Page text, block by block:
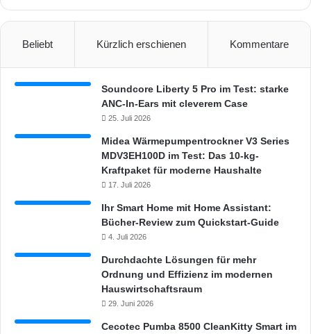
Beliebt Kürzlich erschienen Kommentare
Soundcore Liberty 5 Pro im Test: starke
ANC-In-Ears mit cleverem Case
25. Juli 2026
Midea Wärmepumpentrockner V3 Series
MDV3EH100D im Test: Das 10-kg-
Kraftpaket für moderne Haushalte
17. Juli 2026
Ihr Smart Home mit Home Assistant:
Bücher-Review zum Quickstart-Guide
4. Juli 2026
Durchdachte Lösungen für mehr
Ordnung und Effizienz im modernen
Hauswirtschaftsraum
29. Juni 2026
Cecotec Pumba 8500 CleanKitty Smart im